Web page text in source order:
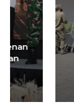
Tebang